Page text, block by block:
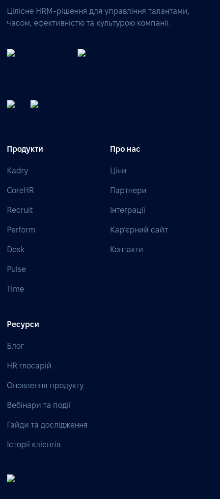
Цілісне HRM-рішення для управління талантами,
часом, ефективністю та культурою компанії.
Продукти
Kadry
CoreHR
Recruit
Perform
Desk
Pulse
Time
Про нас
Ціни
Партнери
Інтеграції
Кар’єрний сайт
Контакти
Ресурси
Блог
HR глосарій
Оновлення продукту
Вебінари та події
Гайди та дослідження
Історії клієнтів